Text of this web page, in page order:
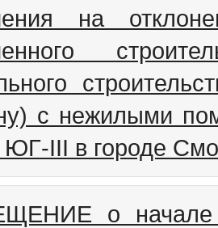
на
с нежилыми
ЮГ-III в городе
о начале